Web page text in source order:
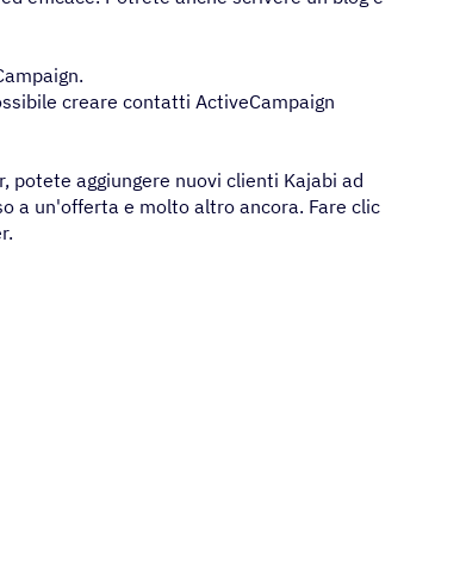
creare contatti ActiveCampaign
potete aggiungere nuovi clienti Kajabi ad
a un'offerta e molto altro ancora. Fare clic